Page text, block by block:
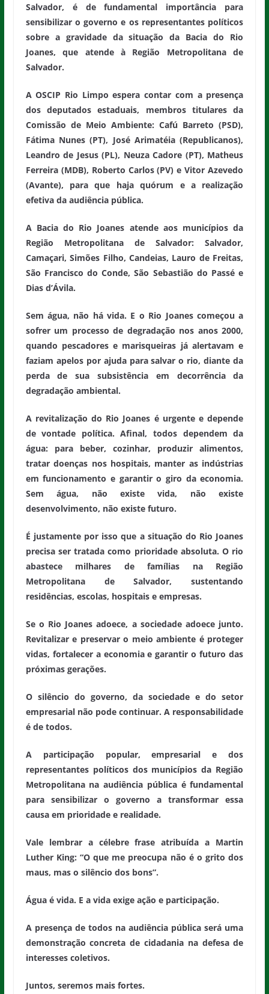
Salvador, é de fundamental importância para
sensibilizar o governo e os representantes políticos
sobre a gravidade da situação da Bacia do Rio
Joanes, que atende à Região Metropolitana de
Salvador.
A OSCIP Rio Limpo espera contar com a presença
dos deputados estaduais, membros titulares da
Comissão de Meio Ambiente: Cafú Barreto (PSD),
Fátima Nunes (PT), José Arimatéia (Republicanos),
Leandro de Jesus (PL), Neuza Cadore (PT), Matheus
Ferreira (MDB), Roberto Carlos (PV) e Vitor Azevedo
(Avante), para que haja quórum e a realização
efetiva da audiência pública.
A Bacia do Rio Joanes atende aos municípios da
Região Metropolitana de Salvador: Salvador,
Camaçari, Simões Filho, Candeias, Lauro de Freitas,
São Francisco do Conde, São Sebastião do Passé e
Dias d’Ávila.
Sem água, não há vida. E o Rio Joanes começou a
sofrer um processo de degradação nos anos 2000,
quando pescadores e marisqueiras já alertavam e
faziam apelos por ajuda para salvar o rio, diante da
perda de sua subsistência em decorrência da
degradação ambiental.
A revitalização do Rio Joanes é urgente e depende
de vontade política. Afinal, todos dependem da
água: para beber, cozinhar, produzir alimentos,
tratar doenças nos hospitais, manter as indústrias
em funcionamento e garantir o giro da economia.
Sem água, não existe vida, não existe
desenvolvimento, não existe futuro.
É justamente por isso que a situação do Rio Joanes
precisa ser tratada como prioridade absoluta. O rio
abastece milhares de famílias na Região
Metropolitana de Salvador, sustentando
residências, escolas, hospitais e empresas.
Se o Rio Joanes adoece, a sociedade adoece junto.
Revitalizar e preservar o meio ambiente é proteger
vidas, fortalecer a economia e garantir o futuro das
próximas gerações.
O silêncio do governo, da sociedade e do setor
empresarial não pode continuar. A responsabilidade
é de todos.
A participação popular, empresarial e dos
representantes políticos dos municípios da Região
Metropolitana na audiência pública é fundamental
para sensibilizar o governo a transformar essa
causa em prioridade e realidade.
Vale lembrar a célebre frase atribuída a Martin
Luther King: “O que me preocupa não é o grito dos
maus, mas o silêncio dos bons”.
Água é vida. E a vida exige ação e participação.
A presença de todos na audiência pública será uma
demonstração concreta de cidadania na defesa de
interesses coletivos.
Juntos, seremos mais fortes.